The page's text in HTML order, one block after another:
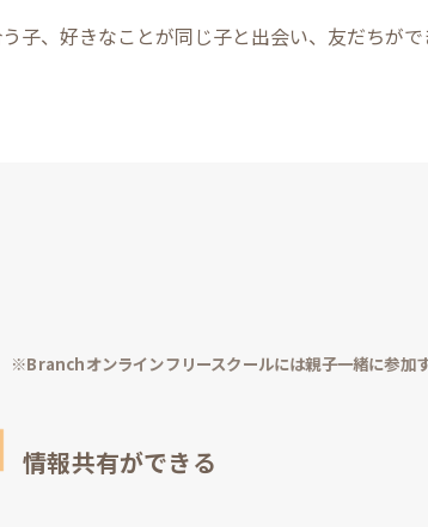
子、好きなことが同じ子と出会い、友だちがで
※Branchオンラインフリースクールには親子一緒に参加
情報共有ができる